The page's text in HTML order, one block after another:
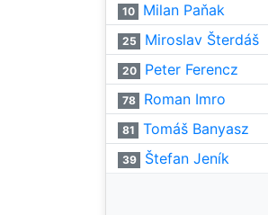
10 Milan Paňak
25 Miroslav Šterdáš
20 Peter Ferencz
78 Roman Imro
81 Tomáš Banyasz
39 Štefan Jeník